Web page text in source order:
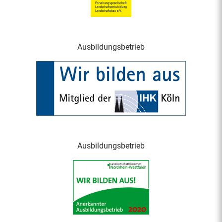
Ausbildungsbetrieb
Ausbildungsbetrieb